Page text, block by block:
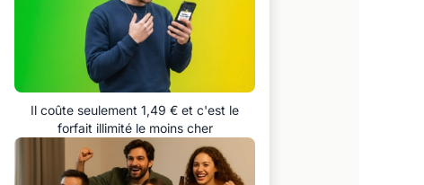
Il coûte seulement 1,49 € et c'est le
forfait illimité le moins cher